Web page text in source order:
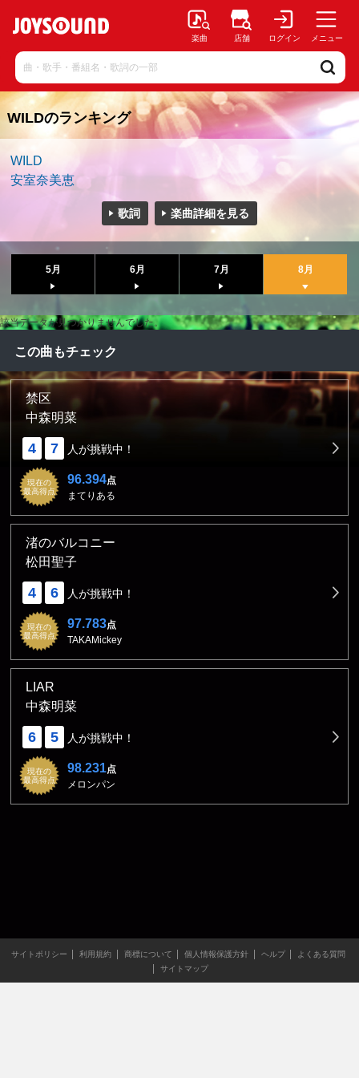
楽曲 店舗 ログイン メニュー
WILDのランキング
WILD
安室奈美恵
歌詞 楽曲詳細を見る
5月 6月 7月 8月
該当データが見つかりませんでした。
この曲もチェック
禁区
中森明菜
4 7 人が挑戦中！
現在の
最高得点
96.394点
まてりある
渚のバルコニー
松田聖子
4 6 人が挑戦中！
現在の
最高得点
97.783点
TAKAMickey
LIAR
中森明菜
6 5 人が挑戦中！
現在の
最高得点
98.231点
メロンパン
サイトポリシー 利用規約 商標について 個人情報保護方針 ヘルプ
よくある質問
サイトマップ